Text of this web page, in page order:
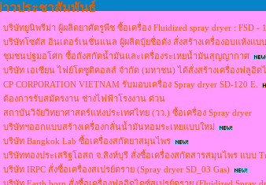
วประชาสัมพันธ์
บริษัทยูนิพรีม่า ผู้ผลิตยาศัตรูพืช ซื้อเครื่อง Fluidized spray dryer : FSD -
บริษัทโซตัส อินเตอร์เนชั่นแนล ผู้ผลิตปุ๋ยชื่อดัง สั่งสร้างเครื่องอบแห้งแบ
ชุมชนปฐมอโศก ซื้อถังสกัดน้ำมันและเครื่องระเหยน้ำมันสุญญากาศ
บริษัท เอเซียน ไฟย์โตซูติคอลส์ จำกัด (มหาชน) ได้สั่งสร้างเครื่องฟลูอิดไ
CP CORPORATION VIETNAM รับมอบเครื่อง Spray dryer SD-120 E.
ต้องการรับสมัครงาน ช่างไฟฟ้าโรงงาน ด่วน
สถาบันวิจัยวิทยาศาสตร์แห่งประเทศไทย (วว.) ซื้อเครื่อง Spray dryer
บริษัทฯออกแบบสร้างเครื่องกลั่นน้ำมันหอมระเหยแบบใหม่
บริษัท Bangkok Lab ซื้อเครื่องสกัดยาสมุนไพร
บริษัททองประเสริฐโอสถ จ.สิงห์บุรี สั่งซื้อเครื่องสกัดสารสมุนไพร แบบ
บริษัท IRPC สั่งซื้อเครื่องสเปรย์ดราย (Spray dryer SD_03 Gas)